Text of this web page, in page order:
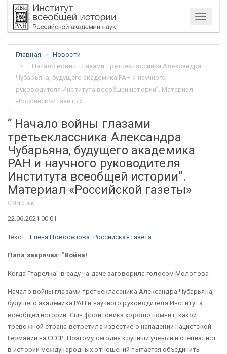
Меню
Главная
Новости
“ Начало войны глазами третьеклассника Александра
Чубарьяна, будущего академика РАН и научного
руководителя Института всеобщей истории”. Материал
«Российской газеты»
“ Начало войны глазами
третьеклассника Александра
Чубарьяна, будущего академика
РАН и научного руководителя
Института всеобщей истории”.
Материал «Российской газеты»
СМИ о нас
22.06.2021 00:01
Текст: Елена Новоселова Российская газета
Папа закричал: "Война!
Когда "тарелка" в саду на даче заговорила голосом Молотова
Начало войны глазами третьеклассника Александра Чубарьяна,
будущего академика РАН и научного руководителя Института
всеобщей истории. Сын фронтовика хорошо помнит, какой
тревожной страна встретила известие о нападении нацистской
Германии на СССР. Поэтому сегодня крупный ученый и специалист
в истории международных отношений пытается объединить